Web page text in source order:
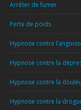
Arrêter de fumer
Perte de poids
Hypnose contre
Hypnose contre la
Hypnose contre la
Hypnose contre la